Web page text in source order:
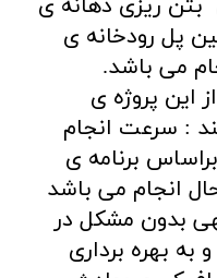
بتن ریزی دهانه ی
پل رودخانه ی
می باشد.
این پروژه ی
: سرعت انجام
برنامه ی
انجام می باشد
بدون مشکل در
به بهره برداری